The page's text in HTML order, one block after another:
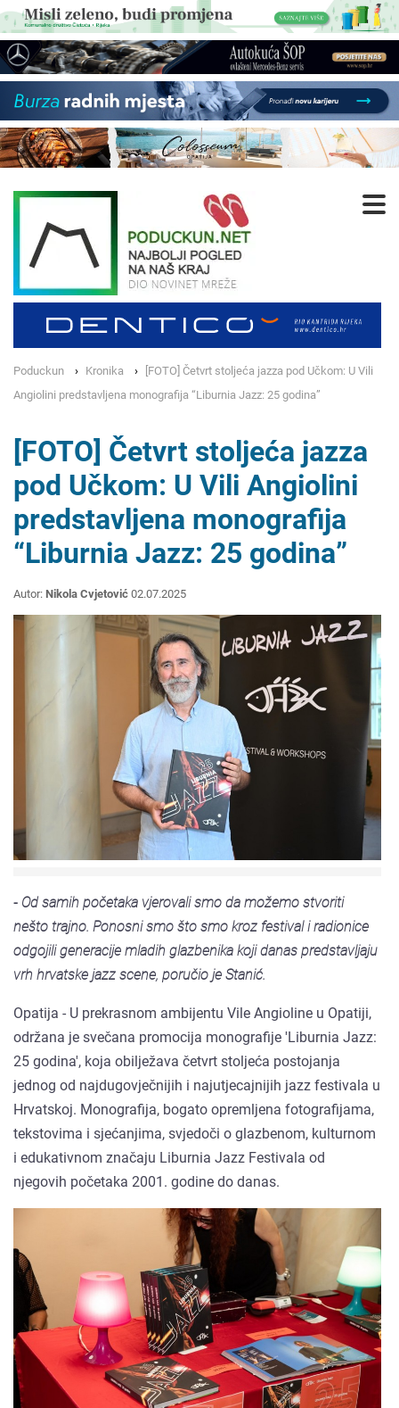
Poduckun Kronika
[FOTO] Četvrt stoljeća jazza pod Učkom: U Vili
Angiolini predstavljena monografija “Liburnia Jazz: 25 godina”
[FOTO] Četvrt stoljeća jazza
pod Učkom: U Vili Angiolini
predstavljena monografija
“Liburnia Jazz: 25 godina”
Autor: Nikola Cvjetović 02.07.2025
- Od samih početaka vjerovali smo da možemo stvoriti
nešto trajno. Ponosni smo što smo kroz festival i radionice
odgojili generacije mladih glazbenika koji danas predstavljaju
vrh hrvatske jazz scene, poručio je Stanić.
Opatija - U prekrasnom ambijentu Vile Angioline u Opatiji,
održana je svečana promocija monografije 'Liburnia Jazz:
25 godina', koja obilježava četvrt stoljeća postojanja
jednog od najdugovječnijih i najutjecajnijih jazz festivala u
Hrvatskoj. Monografija, bogato opremljena fotografijama,
tekstovima i sjećanjima, svjedoči o glazbenom, kulturnom
i edukativnom značaju Liburnia Jazz Festivala od
njegovih početaka 2001. godine do danas.